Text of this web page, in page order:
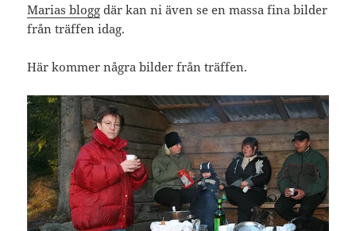
Marias blogg där kan ni även se en massa fina bilder
från träffen idag.
Här kommer några bilder från träffen.